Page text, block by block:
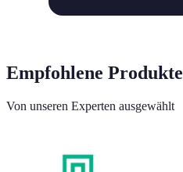
Empfohlene Produkte
Von unseren Experten ausgewählt